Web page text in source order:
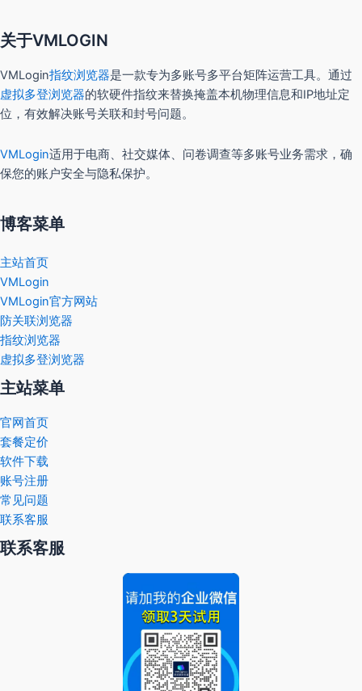
关于VMLOGIN
VMLogin指纹浏览器是一款专为多账号多平台矩阵运营工具。通过
虚拟多登浏览器的软硬件指纹来替换掩盖本机物理信息和IP地址定
位，有效解决账号关联和封号问题。
VMLogin适用于电商、社交媒体、问卷调查等多账号业务需求，确
保您的账户安全与隐私保护。
博客菜单
主站首页
VMLogin
VMLogin官方网站
防关联浏览器
指纹浏览器
虚拟多登浏览器
主站菜单
官网首页
套餐定价
软件下载
账号注册
常见问题
联系客服
联系客服